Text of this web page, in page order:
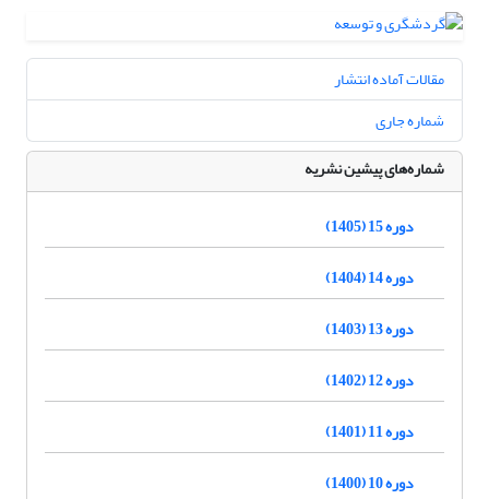
مقالات آماده انتشار
شماره جاری
شماره‌های پیشین نشریه
دوره 15 (1405)
دوره 14 (1404)
دوره 13 (1403)
دوره 12 (1402)
دوره 11 (1401)
دوره 10 (1400)